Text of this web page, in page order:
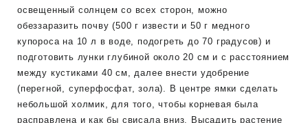
освещенный солнцем со всех сторон, можно
обеззаразить почву (500 г извести и 50 г медного
купороса на 10 л в воде, подогреть до 70 градусов) и
подготовить лунки глубиной около 20 см и с расстоянием
между кустиками 40 см, далее внести удобрение
(перегной, суперфосфат, зола). В центре ямки сделать
небольшой холмик, для того, чтобы корневая была
расправлена и как бы свисала вниз. Высадить растение